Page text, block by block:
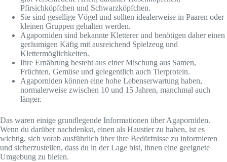
Pfirsichköpfchen und Schwarzköpfchen.
Sie sind gesellige Vögel und sollten idealerweise in Paaren oder
kleinen Gruppen gehalten werden.
Agaporniden sind bekannte Kletterer und benötigen daher einen
geräumigen Käfig mit ausreichend Spielzeug und
Klettermöglichkeiten.
Ihre Ernährung besteht aus einer Mischung aus Samen,
Früchten, Gemüse und gelegentlich auch Tierprotein.
Agaporniden können eine hohe Lebenserwartung haben,
normalerweise zwischen 10 und 15 Jahren, manchmal auch
länger.
Das waren einige grundlegende Informationen über Agaporniden.
Wenn du darüber nachdenkst, einen als Haustier zu haben, ist es
wichtig, sich vorab ausführlich über ihre Bedürfnisse zu informieren
und sicherzustellen, dass du in der Lage bist, ihnen eine geeignete
Umgebung zu bieten.